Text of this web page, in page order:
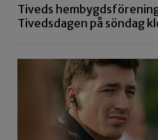
Tiveds
Tivedsdagen på söndag